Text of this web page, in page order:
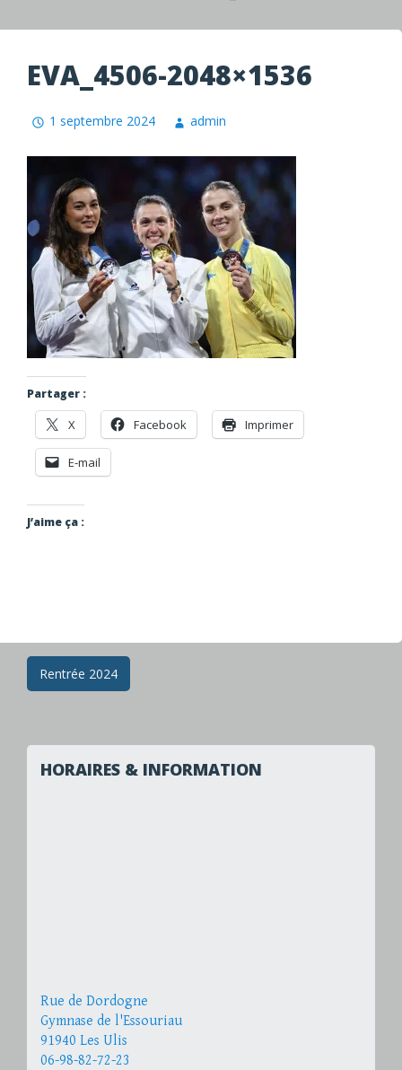
EVA_4506-2048×1536
1 septembre 2024 admin
Partager :
X Facebook Imprimer
E-mail
J’aime ça :
Navigation
articles
Rentrée 2024
HORAIRES & INFORMATION
Rue de Dordogne
Gymnase de l'Essouriau
91940 Les Ulis
06-98-82-72-23